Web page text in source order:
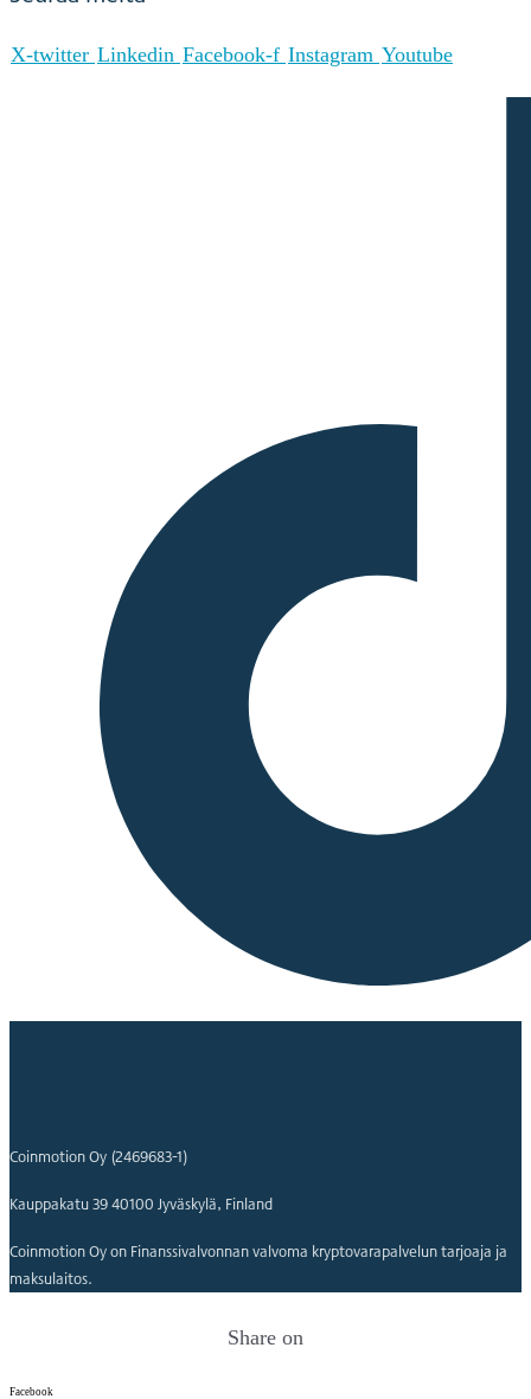
X-twitter Linkedin Facebook-f Instagram Youtube
Coinmotion Oy (2469683-1)
Kauppakatu 39 40100 Jyväskylä, Finland
Coinmotion Oy on Finanssivalvonnan valvoma kryptovarapalvelun tarjoaja ja
maksulaitos.
Share on
Facebook